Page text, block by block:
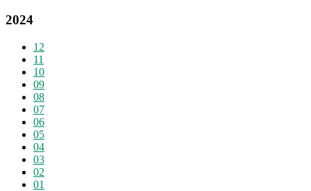
2024
12
11
10
09
08
07
06
05
04
03
02
01